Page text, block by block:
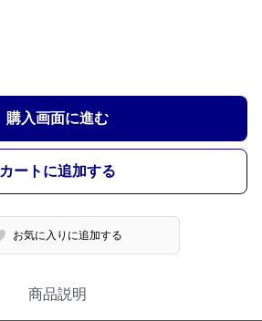
購入画面に進む
カートに追加する
お気に入りに追加する
商品説明